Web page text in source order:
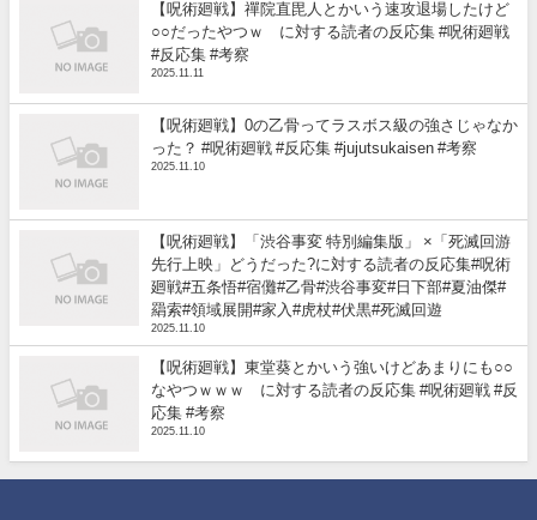
【呪術廻戦】禪院直毘人とかいう速攻退場したけど
○○だったやつｗ に対する読者の反応集 #呪術廻戦
#反応集 #考察
2025.11.11
【呪術廻戦】0の乙骨ってラスボス級の強さじゃなか
った？ #呪術廻戦 #反応集 #jujutsukaisen #考察
2025.11.10
【呪術廻戦】「渋谷事変 特別編集版」 ×「死滅回游
先行上映」どうだった?に対する読者の反応集#呪術
廻戦#五条悟#宿儺#乙骨#渋谷事変#日下部#夏油傑#
羂索#領域展開#家入#虎杖#伏黒#死滅回遊
2025.11.10
【呪術廻戦】東堂葵とかいう強いけどあまりにも○○
なやつｗｗｗ に対する読者の反応集 #呪術廻戦 #反
応集 #考察
2025.11.10